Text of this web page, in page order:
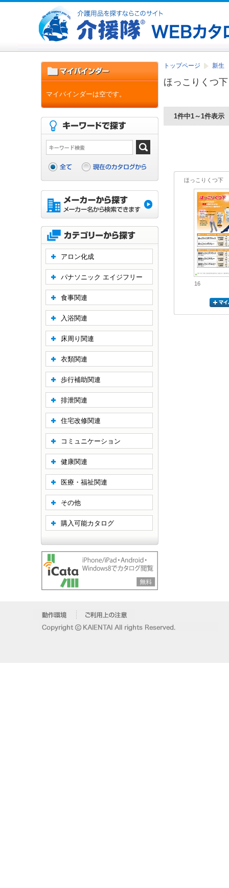
トップページ 新生
ほっこりくつ下
1件中1～1件表示
ほっこりくつ下
16
マイバインダーは空です。
アロン化成
パナソニック エイジフリー
食事関連
入浴関連
床周り関連
衣類関連
歩行補助関連
排泄関連
住宅改修関連
コミュニケーション
健康関連
医療・福祉関連
その他
購入可能カタログ